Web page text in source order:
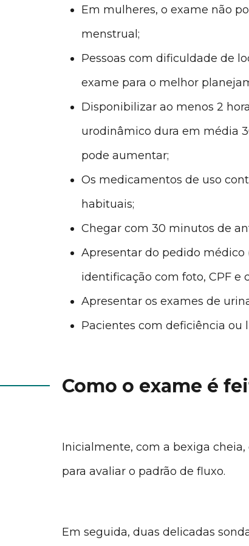
Em mulheres, o exame não
menstrual;
Pessoas com dificuldade de
exame para o melhor
Disponibilizar ao menos 2
urodinâmico dura em média
pode aumentar;
Os medicamentos de uso
habituais;
Chegar com 30 minutos de
Apresentar do pedido
identificação com foto, CPF e
Apresentar os exames de
Pacientes com deficiência ou
Como o exame é
Inicialmente, com a bexiga
para avaliar o padrão de fluxo.
Em seguida, duas delicadas